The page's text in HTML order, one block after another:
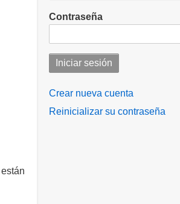
Contraseña
Crear nueva cuenta
Reinicializar su contraseña